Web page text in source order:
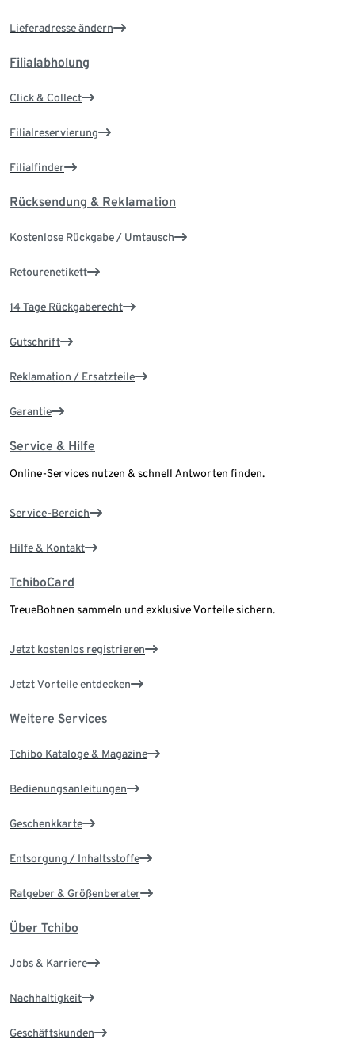
Lieferadresse ändern
Filialabholung
Click & Collect
Filialreservierung
Filialfinder
Rücksendung & Reklamation
Kostenlose Rückgabe / Umtausch
Retourenetikett
14 Tage Rückgaberecht
Gutschrift
Reklamation / Ersatzteile
Garantie
Service & Hilfe
Online-Services nutzen & schnell Antworten finden.
Service-Bereich
Hilfe & Kontakt
TchiboCard
TreueBohnen sammeln und exklusive Vorteile sichern.
Jetzt kostenlos registrieren
Jetzt Vorteile entdecken
Weitere Services
Tchibo Kataloge & Magazine
Bedienungsanleitungen
Geschenkkarte
Entsorgung / Inhaltsstoffe
Ratgeber & Größenberater
Über Tchibo
Jobs & Karriere
Nachhaltigkeit
Geschäftskunden